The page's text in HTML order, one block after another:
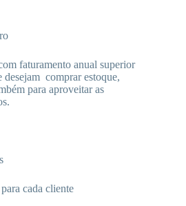
faturamento anual superior
desejam comprar estoque,
para aproveitar as
cada cliente